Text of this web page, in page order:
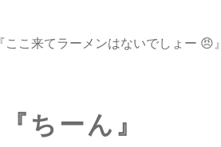
ここ来てラーメンはないでしょー 😠』
ちーん』